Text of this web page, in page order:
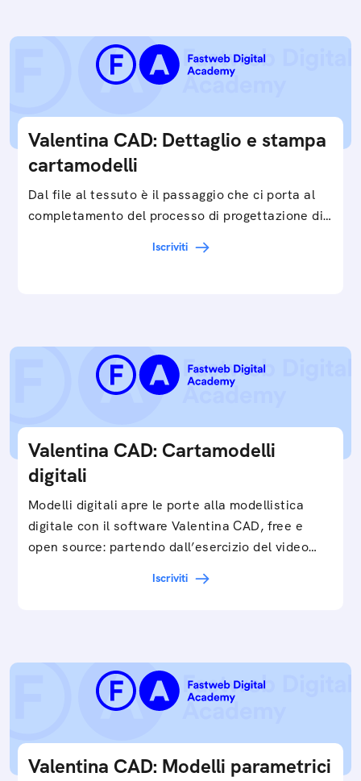
Valentina CAD: Dettaglio e stampa
cartamodelli
Dal file al tessuto è il passaggio che ci porta al
completamento del processo di progettazione di
Iscriviti
Valentina CAD: Cartamodelli
digitali
Modelli digitali apre le porte alla modellistica
digitale con il software Valentina CAD, free e
open source: partendo dall’esercizio del video…
Iscriviti
Valentina CAD: Modelli parametrici